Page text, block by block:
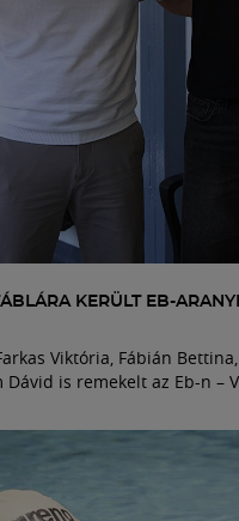
KERÜLT EB-
Viktória, Fábián
Dávid is remekelt az Eb-n –